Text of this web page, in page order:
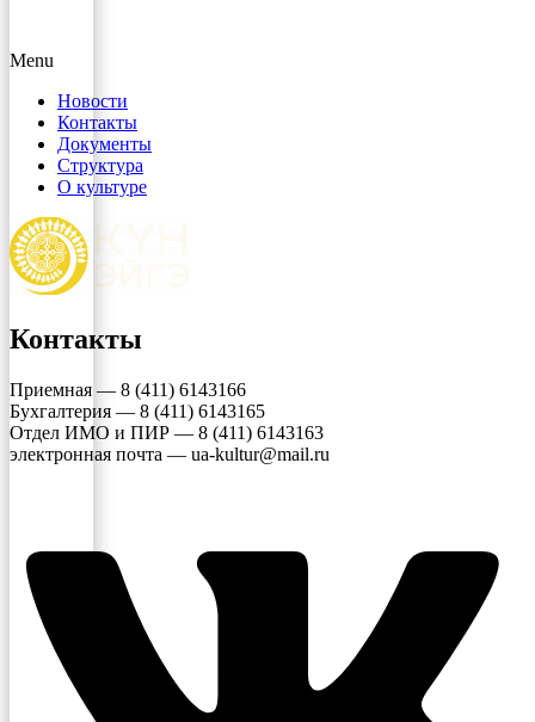
Menu
Новости
Контакты
Документы
Структура
О культуре
Контакты
Приемная — 8 (411) 6143166
Бухгалтерия — 8 (411) 6143165
Отдел ИМО и ПИР — 8 (411) 6143163
электронная почта — ua-kultur@mail.ru